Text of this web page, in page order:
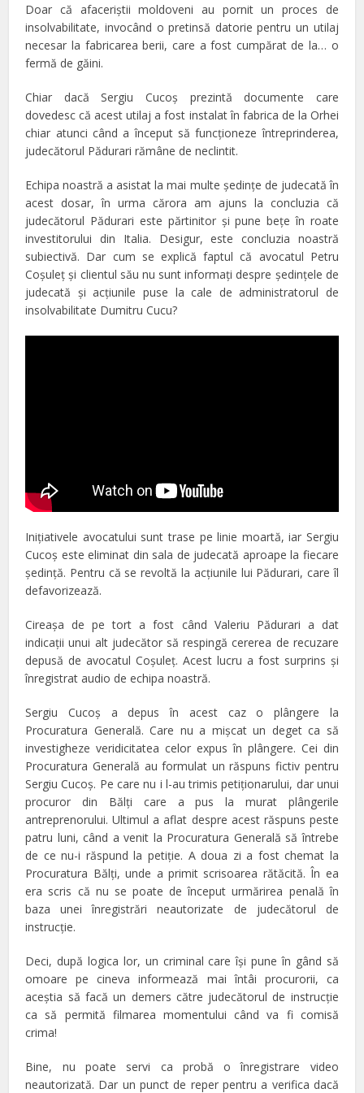
Doar că afaceriştii moldoveni au pornit un proces de
insolvabilitate, invocând o pretinsă datorie pentru un utilaj
necesar la fabricarea berii, care a fost cumpărat de la… o
fermă de găini.
Chiar dacă Sergiu Cucoş prezintă documente care
dovedesc că acest utilaj a fost instalat în fabrica de la Orhei
chiar atunci când a început să funcţioneze întreprinderea,
judecătorul Pădurari rămâne de neclintit.
Echipa noastră a asistat la mai multe şedinţe de judecată în
acest dosar, în urma cărora am ajuns la concluzia că
judecătorul Pădurari este părtinitor şi pune beţe în roate
investitorului din Italia. Desigur, este concluzia noastră
subiectivă. Dar cum se explică faptul că avocatul Petru
Coşuleţ şi clientul său nu sunt informaţi despre şedinţele de
judecată şi acţiunile puse la cale de administratorul de
insolvabilitate Dumitru Cucu?
Iniţiativele avocatului sunt trase pe linie moartă, iar Sergiu
Cucoş este eliminat din sala de judecată aproape la fiecare
şedinţă. Pentru că se revoltă la acţiunile lui Pădurari, care îl
defavorizează.
Cireaşa de pe tort a fost când Valeriu Pădurari a dat
indicaţii unui alt judecător să respingă cererea de recuzare
depusă de avocatul Coşuleţ. Acest lucru a fost surprins şi
înregistrat audio de echipa noastră.
Sergiu Cucoş a depus în acest caz o plângere la
Procuratura Generală. Care nu a mişcat un deget ca să
investigheze veridicitatea celor expus în plângere. Cei din
Procuratura Generală au formulat un răspuns fictiv pentru
Sergiu Cucoş. Pe care nu i l-au trimis petiţionarului, dar unui
procuror din Bălţi care a pus la murat plângerile
antreprenorului. Ultimul a aflat despre acest răspuns peste
patru luni, când a venit la Procuratura Generală să întrebe
de ce nu-i răspund la petiţie. A doua zi a fost chemat la
Procuratura Bălţi, unde a primit scrisoarea rătăcită. În ea
era scris că nu se poate de început urmărirea penală în
baza unei înregistrări neautorizate de judecătorul de
instrucţie.
Deci, după logica lor, un criminal care îşi pune în gând să
omoare pe cineva informează mai întâi procurorii, ca
aceştia să facă un demers către judecătorul de instrucţie
ca să permită filmarea momentului când va fi comisă
crima!
Bine, nu poate servi ca probă o înregistrare video
neautorizată. Dar un punct de reper pentru a verifica dacă